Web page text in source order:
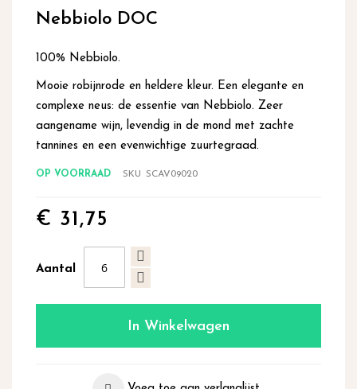
begin
van
afbeeldingen-
Nebbiolo DOC
100% Nebbiolo.
Mooie robijnrode en heldere kleur. Een elegante en
complexe neus: de essentie van Nebbiolo. Zeer
aangename wijn, levendig in de mond met zachte
tannines en een evenwichtige zuurtegraad.
OP VOORRAAD SKU SCAV09020
€ 31,75
Aantal
In Winkelwagen